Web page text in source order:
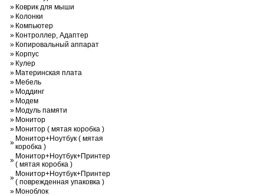
» Коврик для мыши
» Колонки
» Компьютер
» Контроллер, Адаптер
» Копировальный аппарат
» Корпус
» Кулер
» Материнская плата
» Мебель
» Моддинг
» Модем
» Модуль памяти
» Монитор
» Монитор ( мятая коробка )
» Монитор+Ноутбук ( мятая
коробка )
» Монитор+Ноутбук+Принтер
( мятая коробка )
» Монитор+Ноутбук+Принтер
( поврежденная упаковка )
» Моноблок